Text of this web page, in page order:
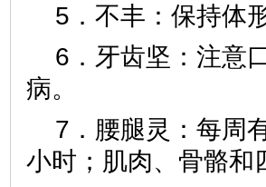
5．不丰：保持体
6．牙齿坚：注意
病。
7．腰腿灵：每周
小时；肌肉、骨骼和